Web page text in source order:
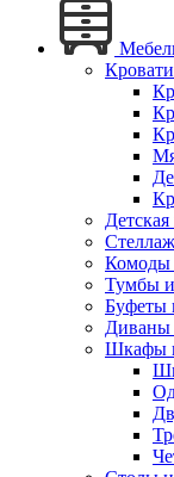
Комоды
Тумбы
Буфеты
Диваны
Шкафы